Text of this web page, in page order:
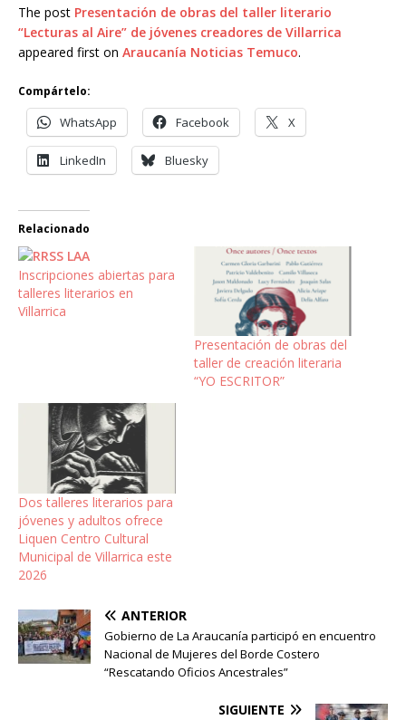
The post Presentación de obras del taller literario
“Lecturas al Aire” de jóvenes creadores de Villarrica
appeared first on Araucanía Noticias Temuco.
Compártelo:
WhatsApp Facebook X
LinkedIn Bluesky
Relacionado
Inscripciones abiertas para
talleres literarios en
Villarrica
Presentación de obras del
taller de creación literaria
“YO ESCRITOR”
Dos talleres literarios para
jóvenes y adultos ofrece
Liquen Centro Cultural
Municipal de Villarrica este
2026
ANTERIOR
Gobierno de La Araucanía participó en encuentro
Nacional de Mujeres del Borde Costero
“Rescatando Oficios Ancestrales”
SIGUIENTE